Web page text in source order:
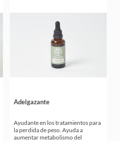
Adelgazante
Ayudante en los tratamientos para
la perdida de peso. Ayuda a
aumentar metabolismo del